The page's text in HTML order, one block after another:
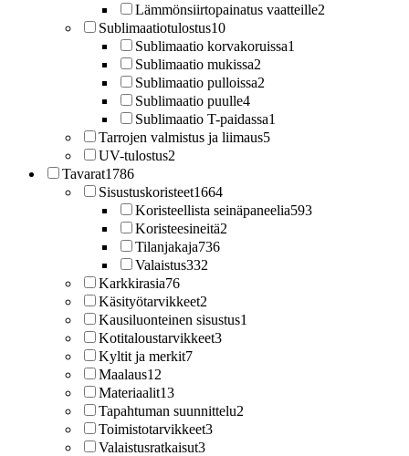
Lämmönsiirtopainatus vaatteille2
Sublimaatiotulostus10
Sublimaatio korvakoruissa1
Sublimaatio mukissa2
Sublimaatio pulloissa2
Sublimaatio puulle4
Sublimaatio T-paidassa1
Tarrojen valmistus ja liimaus5
UV-tulostus2
Tavarat1786
Sisustuskoristeet1664
Koristeellista seinäpaneelia593
Koristeesineitä2
Tilanjakaja736
Valaistus332
Karkkirasia76
Käsityötarvikkeet2
Kausiluonteinen sisustus1
Kotitaloustarvikkeet3
Kyltit ja merkit7
Maalaus12
Materiaalit13
Tapahtuman suunnittelu2
Toimistotarvikkeet3
Valaistusratkaisut3